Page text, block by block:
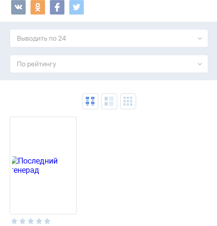
Выводить по 24
По рейтингу